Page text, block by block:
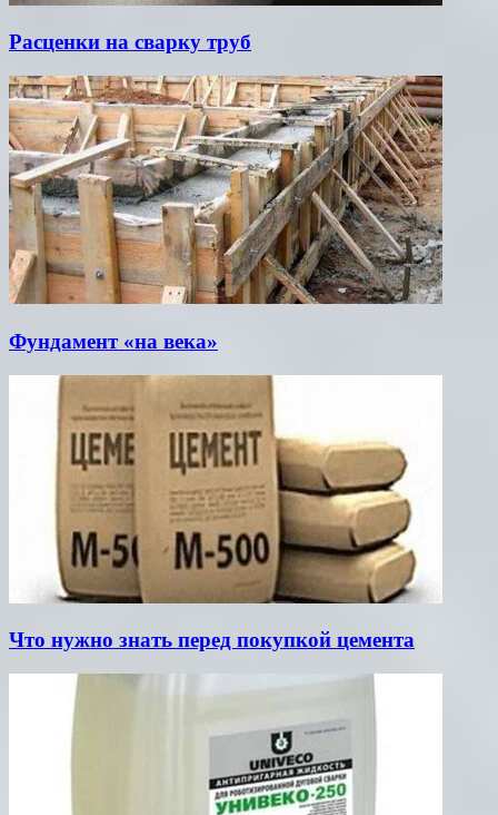
Расценки на сварку труб
Фундамент «на века»
Что нужно знать перед покупкой цемента